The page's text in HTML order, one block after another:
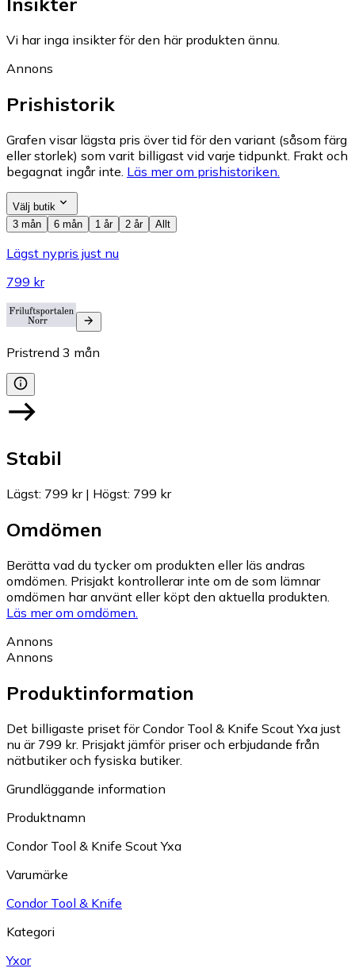
Vi har inga insikter för den här produkten ännu.
Annons
Prishistorik
Grafen visar lägsta pris över tid för den variant (såsom färg
eller storlek) som varit billigast vid varje tidpunkt. Frakt och
begagnat ingår inte. Läs mer om prishistoriken.
Välj butik
3 mån
6 mån 1 år 2 år Allt
Lägst nypris just nu
799 kr
Pristrend 3 mån
Stabil
Lägst: 799 kr| Högst: 799 kr
Omdömen
Berätta vad du tycker om produkten eller läs andras
omdömen. Prisjakt kontrollerar inte om de som lämnar
omdömen har använt eller köpt den aktuella produkten.
Läs mer om omdömen.
Annons
Annons
Produktinformation
Det billigaste priset för Condor Tool & Knife Scout Yxa just
nu är 799 kr. Prisjakt jämför priser och erbjudande från
nätbutiker och fysiska butiker.
Grundläggande information
Produktnamn
Condor Tool & Knife Scout Yxa
Varumärke
Condor Tool & Knife
Kategori
Yxor